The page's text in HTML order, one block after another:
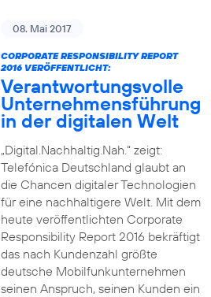
08. Mai 2017
CORPORATE RESPONSIBILITY REPORT
2016 VERÖFFENTLICHT:
Verantwortungsvolle
Unternehmensführung
in der digitalen Welt
„Digital.Nachhaltig.Nah.“ zeigt:
Telefónica Deutschland glaubt an
die Chancen digitaler Technologien
für eine nachhaltigere Welt. Mit dem
heute veröffentlichten Corporate
Responsibility Report 2016 bekräftigt
das nach Kundenzahl größte
deutsche Mobilfunkunternehmen
seinen Anspruch, seinen Kunden ein